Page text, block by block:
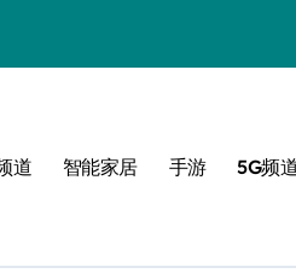
道 智能家居 手游 5G频